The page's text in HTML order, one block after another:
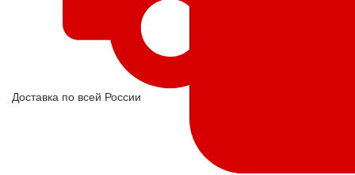
Доставка по всей России